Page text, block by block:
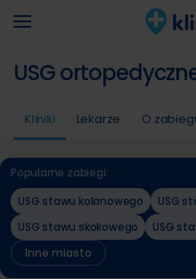
USG
Kliniki Lekarze O
Popularne zabiegi:
USG stawu kolanowego
USG
USG stawu skokowego
USG
Inne miasto